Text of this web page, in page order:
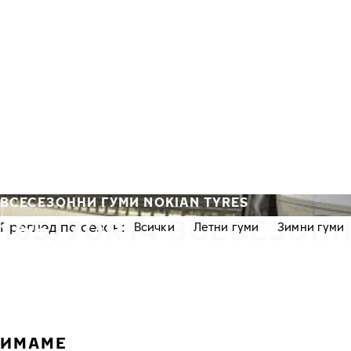
165/70R14
ВСЕСЕЗОННИ ГУМИ NOKIAN TYRES
Преглед по сезон: Всички Летни гуми Зимни гуми
ИМАМЕ